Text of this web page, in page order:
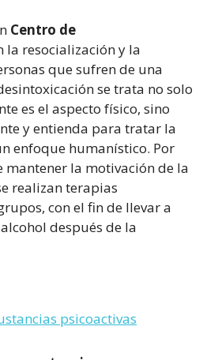
Centro de
la resocialización y la
que sufren de una
se trata no solo
es el aspecto físico, sino
y entienda para tratar la
enfoque humanístico. Por
mantener la motivación de la
realizan terapias
con el fin de llevar a
después de la
psicoactivas